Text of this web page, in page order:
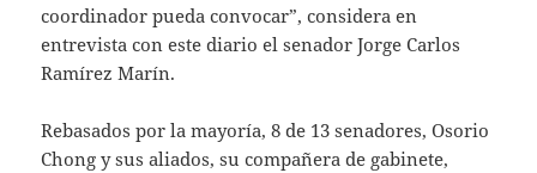
coordinador pueda convocar”, considera en
entrevista con este diario el senador Jorge Carlos
Ramírez Marín.
Rebasados por la mayoría, 8 de 13 senadores, Osorio
Chong y sus aliados, su compañera de gabinete,